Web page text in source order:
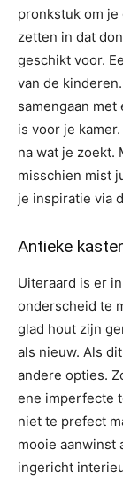
pronkstuk om je
zetten in dat
geschikt voor.
van de
samengaan
is voor je
na wat je zoekt.
misschien mist
je inspiratie via
Antieke
Uiteraard is er in
onderscheid te
glad hout zijn
als nieuw. Als
andere opties.
ene imperfecte
niet te prefect
mooie aanwinst
ingericht